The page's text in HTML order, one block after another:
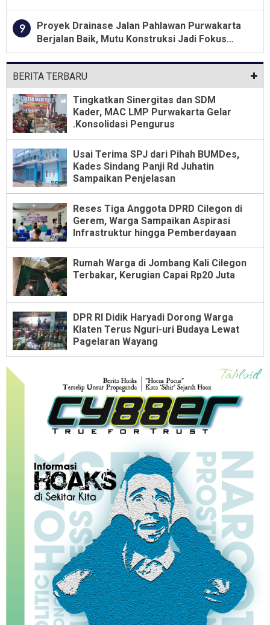
9
Proyek Drainase Jalan Pahlawan Purwakarta
Berjalan Baik, Mutu Konstruksi Jadi Fokus
Utama
BERITA TERBARU
Tingkatkan Sinergitas dan SDM
Kader, MAC LMP Purwakarta Gelar
.Konsolidasi Pengurus
Usai Terima SPJ dari Pihah BUMDes,
Kades Sindang Panji Rd Juhatin
Sampaikan Penjelasan
Reses Tiga Anggota DPRD Cilegon di
Gerem, Warga Sampaikan Aspirasi
Infrastruktur hingga Pemberdayaan
Rumah Warga di Jombang Kali Cilegon
Terbakar, Kerugian Capai Rp20 Juta
DPR RI Didik Haryadi Dorong Warga
Klaten Terus Nguri-uri Budaya Lewat
Pagelaran Wayang